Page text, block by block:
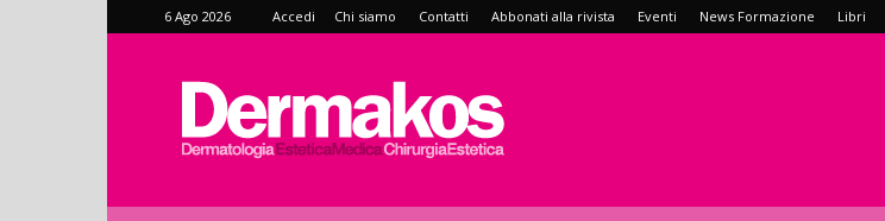
6 Ago 2026 Accedi Chi siamo Contatti Abbonati alla rivista Eventi News Formazione Libri
Dermakos